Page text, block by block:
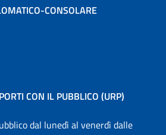
CONSOLARE
diplomatica
CON IL PUBBLICO (URP)
dal lunedì al venerdì dalle